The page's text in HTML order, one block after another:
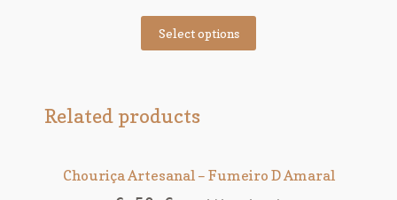
Select options
Related products
Chouriça Artesanal – Fumeiro D Amaral